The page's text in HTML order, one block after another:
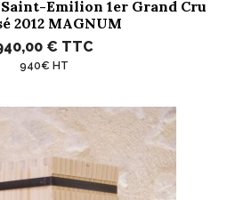
Emilion 1er Grand Cru
2012 MAGNUM
€ TTC
940€ HT